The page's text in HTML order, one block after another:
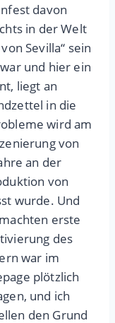
davon
in der Welt
Sevilla“ sein
und hier ein
liegt an
in die
wird am
von
an der
von
wurde. Und
erste
des
war im
plötzlich
und ich
den Grund